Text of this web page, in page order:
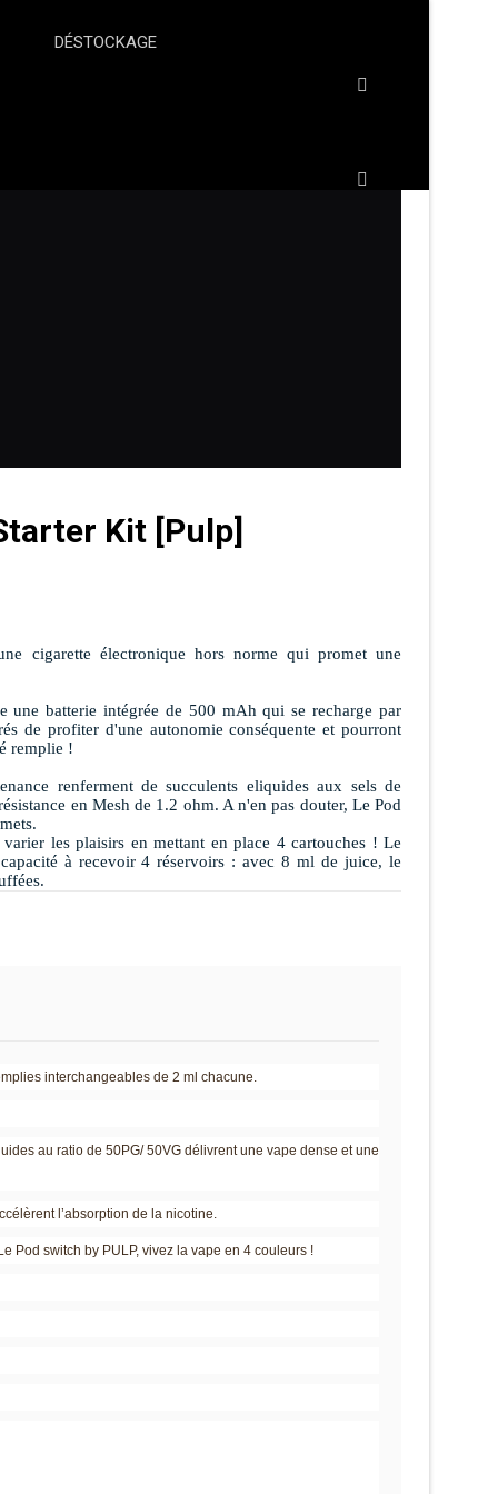
DÉSTOCKAGE
Kit [Pulp]
cigarette électronique hors norme qui promet une
une batterie intégrée de 500 mAh qui se recharge par
de profiter d'une autonomie conséquente et pourront
remplie !
renferment de succulents eliquides aux sels de
en Mesh de 1.2 ohm. A n'en pas douter, Le Pod
les plaisirs en mettant en place 4 cartouches ! Le
à recevoir 4 réservoirs : avec 8 ml de juice, le
interchangeables de 2 ml chacune.
au ratio de 50PG/ 50VG délivrent une vape dense et une
l’absorption de la nicotine.
Pod switch by PULP, vivez la vape en 4 couleurs !